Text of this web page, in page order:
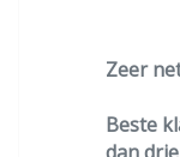
Zeer
Beste